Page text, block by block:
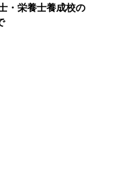
・栄養士養成校の